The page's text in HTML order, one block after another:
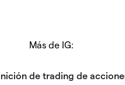
Más de IG: